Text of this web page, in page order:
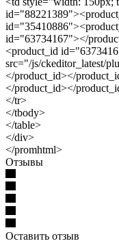
id="63734167"></
<product_id
src="/js/ckeditor_latest/
</product_id></
</product_id></
</tr>
</tbody>
</table>
</div>
</promhtml>
Отзывы
Оставить отзыв